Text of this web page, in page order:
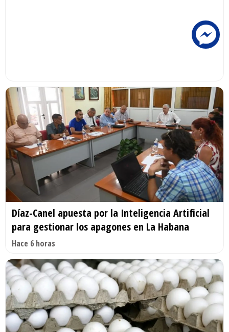
Díaz-Canel apuesta por la Inteligencia Artificial
para gestionar los apagones en La Habana
Hace 6 horas